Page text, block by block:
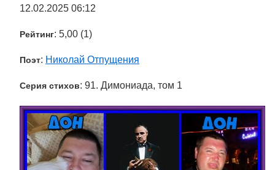
12.02.2025 06:12
Рейтинг: 5,00 (1)
Поэт: Николай Отпущения
Серия стихов: 91. Димониада, том 1